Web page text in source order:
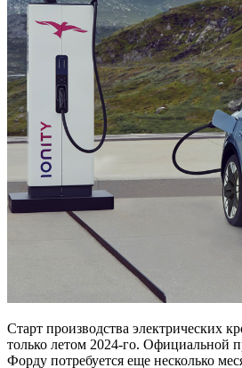
Старт производства электрических
только летом 2024-го. Официальной
Форду потребуется еще несколько